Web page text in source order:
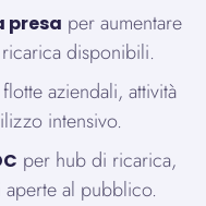
presa per aumentare
disponibili.
aziendali, attività
intensivo.
per hub di ricarica,
al pubblico.